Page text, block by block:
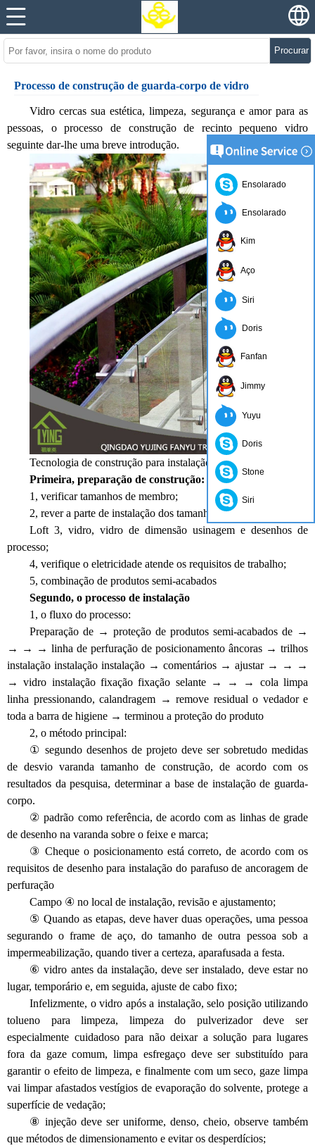
Procurar
Processo de construção de guarda-corpo de vidro
Vidro cercas sua estética, limpeza, segurança e amor para as
pessoas, o processo de construção de recinto pequeno vidro
seguinte dar-lhe uma breve introdução.
Tecnologia de construção para instalação de corrimão de vidro
Primeira, preparação de construção:
1, verificar tamanhos de membro;
2, rever a parte de instalação dos tamanhos dos trilhos;
Loft 3, vidro, vidro de dimensão usinagem e desenhos de
processo;
4, verifique o eletricidade atende os requisitos de trabalho;
5, combinação de produtos semi-acabados
Segundo, o processo de instalação
1, o fluxo do processo:
Preparação de → proteção de produtos semi-acabados de →
→ → → linha de perfuração de posicionamento âncoras → trilhos
instalação instalação instalação → comentários → ajustar → → →
→ vidro instalação fixação fixação selante → → → cola limpa
linha pressionando, calandragem → remove residual o vedador e
toda a barra de higiene → terminou a proteção do produto
2, o método principal:
① segundo desenhos de projeto deve ser sobretudo medidas
de desvio varanda tamanho de construção, de acordo com os
resultados da pesquisa, determinar a base de instalação de guarda-
corpo.
② padrão como referência, de acordo com as linhas de grade
de desenho na varanda sobre o feixe e marca;
③ Cheque o posicionamento está correto, de acordo com os
requisitos de desenho para instalação do parafuso de ancoragem de
perfuração
Campo ④ no local de instalação, revisão e ajustamento;
⑤ Quando as etapas, deve haver duas operações, uma pessoa
segurando o frame de aço, do tamanho de outra pessoa sob a
impermeabilização, quando tiver a certeza, aparafusada a festa.
⑥ vidro antes da instalação, deve ser instalado, deve estar no
lugar, temporário e, em seguida, ajuste de cabo fixo;
Infelizmente, o vidro após a instalação, selo posição utilizando
tolueno para limpeza, limpeza do pulverizador deve ser
especialmente cuidadoso para não deixar a solução para lugares
fora da gaze comum, limpa esfregaço deve ser substituído para
garantir o efeito de limpeza, e finalmente com um seco, gaze limpa
vai limpar afastados vestígios de evaporação do solvente, protege a
superfície de vedação;
⑧ injeção deve ser uniforme, denso, cheio, observe também
que métodos de dimensionamento e evitar os desperdícios;
Ensolarado
Ensolarado
Kim
Aço
Siri
Doris
Fanfan
Jimmy
Yuyu
Doris
Stone
Siri